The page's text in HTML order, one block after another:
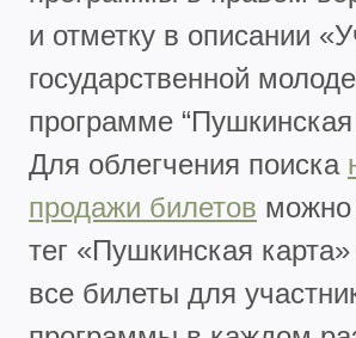
и отметку в описании
государственной
программе “Пушкинская
Для облегчения поиска
продажи билетов можно
тег «Пушкинская
все билеты для